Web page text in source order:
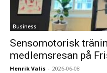
Business
Sensomotorisk
medlemsresan på
Henrik Valis - 2026-06-08